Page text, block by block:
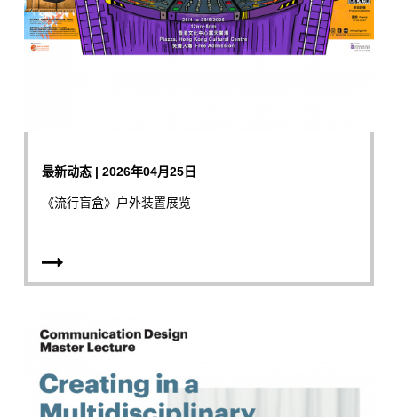
最新动态 | 2026年04月25日
《流行盲盒》户外装置展览